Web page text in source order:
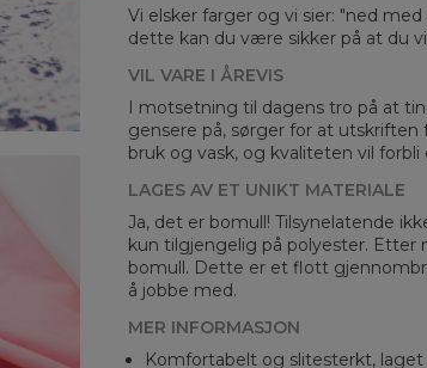
Vi elsker farger og vi sier: "ned
dette kan du være sikker på at du
VIL VARE I ÅREVIS
I motsetning til dagens tro på at
gensere på, sørger for at
bruk og vask, og kvaliteten vil forbli
LAGES AV ET UNIKT MATERIALE
Ja, det er bomull! Tilsynelatende
kun tilgjengelig på polyester.
bomull. Dette er et flott
å jobbe med.
MER INFORMASJON
Komfortabelt og slitesterkt,